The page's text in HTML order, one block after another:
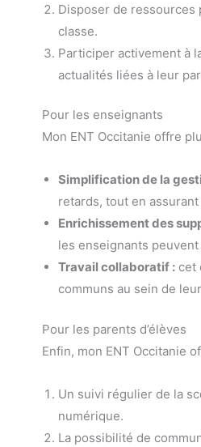
Disposer de ressources
classe.
Participer activement à
actualités liées à leur
Pour les enseignants
Mon ENT Occitanie offre
Simplification de la
retards, tout en
Enrichissement des
les enseignants
Travail collaboratif : cet
communs au sein de
Pour les parents d’élèves
Enfin, mon ENT Occitanie
Un suivi régulier de la
numérique.
La possibilité de